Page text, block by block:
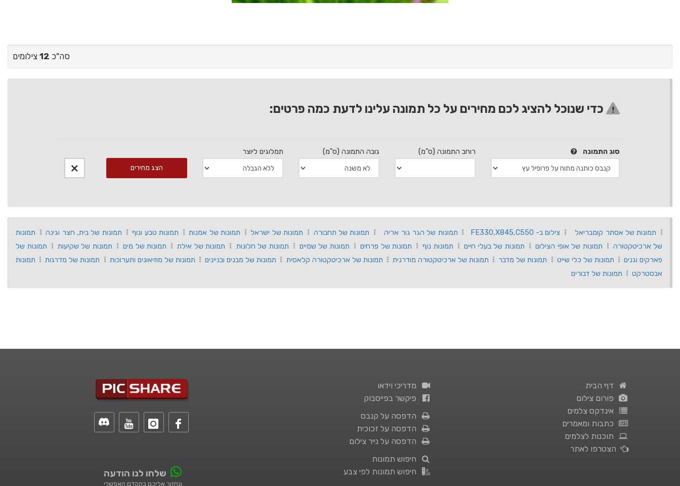
סה"כ 12 צילומים
כדי שנוכל להציג לכם מחירים על כל תמונה עלינו לדעת כמה פרטים:
סוג התמונה רוחב התמונה (ס"מ) גובה התמונה (ס"מ) תמלוגים ליוצר
הצג מחירים
תמונות של אסתר קומבריאל צילום ב- FE330,X845,C550 תמונות של הגר גור אריה תמונות של תחבורה תמונות של ישראל תמונות של אמנות תמונות טבע ונוף תמונות של בית, חצר וגינה
תמונות
של ארכיטקטורה
תמונות של אופי הצילום תמונות של בעלי חיים תמונות נוף תמונות של פרחים תמונות של שמיים תמונות של חלונות תמונות של אילת תמונות של מים תמונות של שקיעות
תמונות של
פארקים וגנים
תמונות של כלי שייט תמונות של מדבר תמונות של ארכיטקטורה מודרנית תמונות של ארכיטקטורה קלאסית תמונות של מבנים ובניינים תמונות של מוזיאונים ותערוכות תמונות של מדרגות
תמונות
אבסטרקט
תמונות של דבורים
שלחו לנו הודעה
ונחזור אליכם בהקדם האפשרי
מדריכי וידאו
פיקשר בפייסבוק
הדפסה על קנבס
הדפסה על זכוכית
הדפסה על נייר צילום
חיפוש תמונות
חיפוש תמונות לפי צבע
דף הבית
פורום צילום
אינדקס צלמים
כתבות ומאמרים
תוכנות לצלמים
הצטרפו לאתר